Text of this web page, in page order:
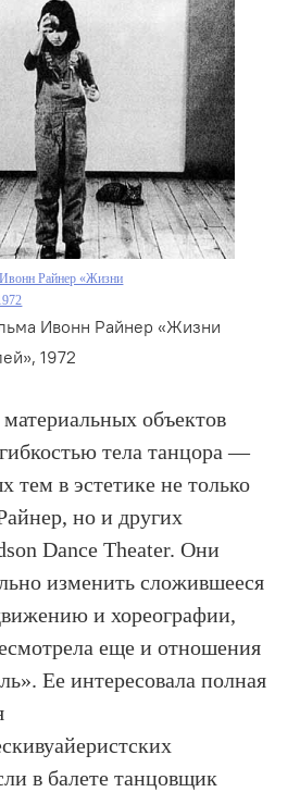
Райнер «Жизни
Ивонн Райнер «Жизни
1972
объектов
тела танцора —
тем в эстетике не только
но и других
Dance Theater. Они
изменить сложившееся
и хореографии,
еще и отношения
Ее интересовала полная
в балете танцовщик